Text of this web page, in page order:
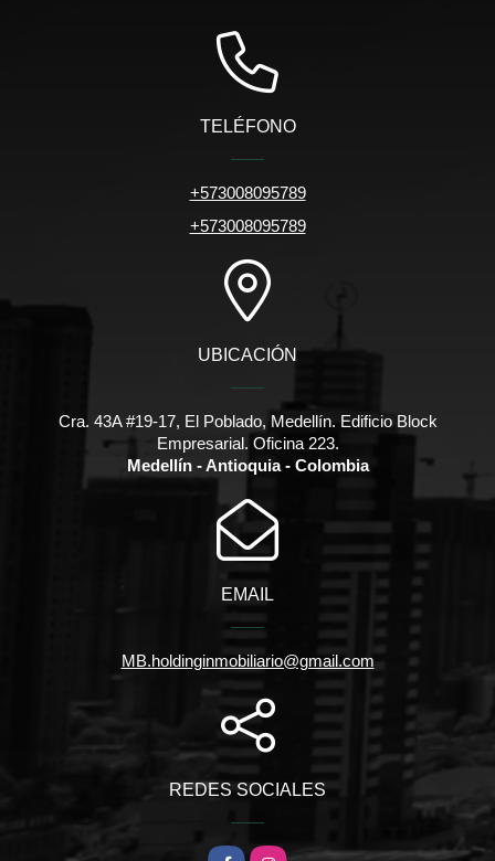
TELÉFONO
+573008095789
+573008095789
UBICACIÓN
Cra. 43A #19-17, El Poblado, Medellín. Edificio Block
Empresarial. Oficina 223.
Medellín - Antioquia - Colombia
EMAIL
MB.holdinginmobiliario@gmail.com
REDES SOCIALES